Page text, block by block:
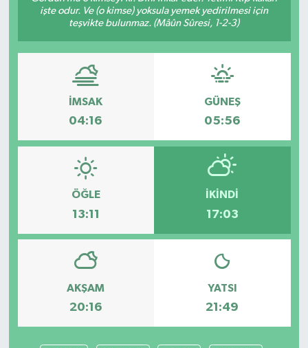
işte odur. Ve (o kimse) yoksula yemek yedirilmesi için
teşvikte bulunmaz. (Mâûn Sûresi, 1-2-3)
İMSAK
04:16
GÜNEŞ
05:56
ÖĞLE
13:11
İKINDI
17:03
AKŞAM
20:16
YATSI
21:49
Gayrimenkul
Eğitim